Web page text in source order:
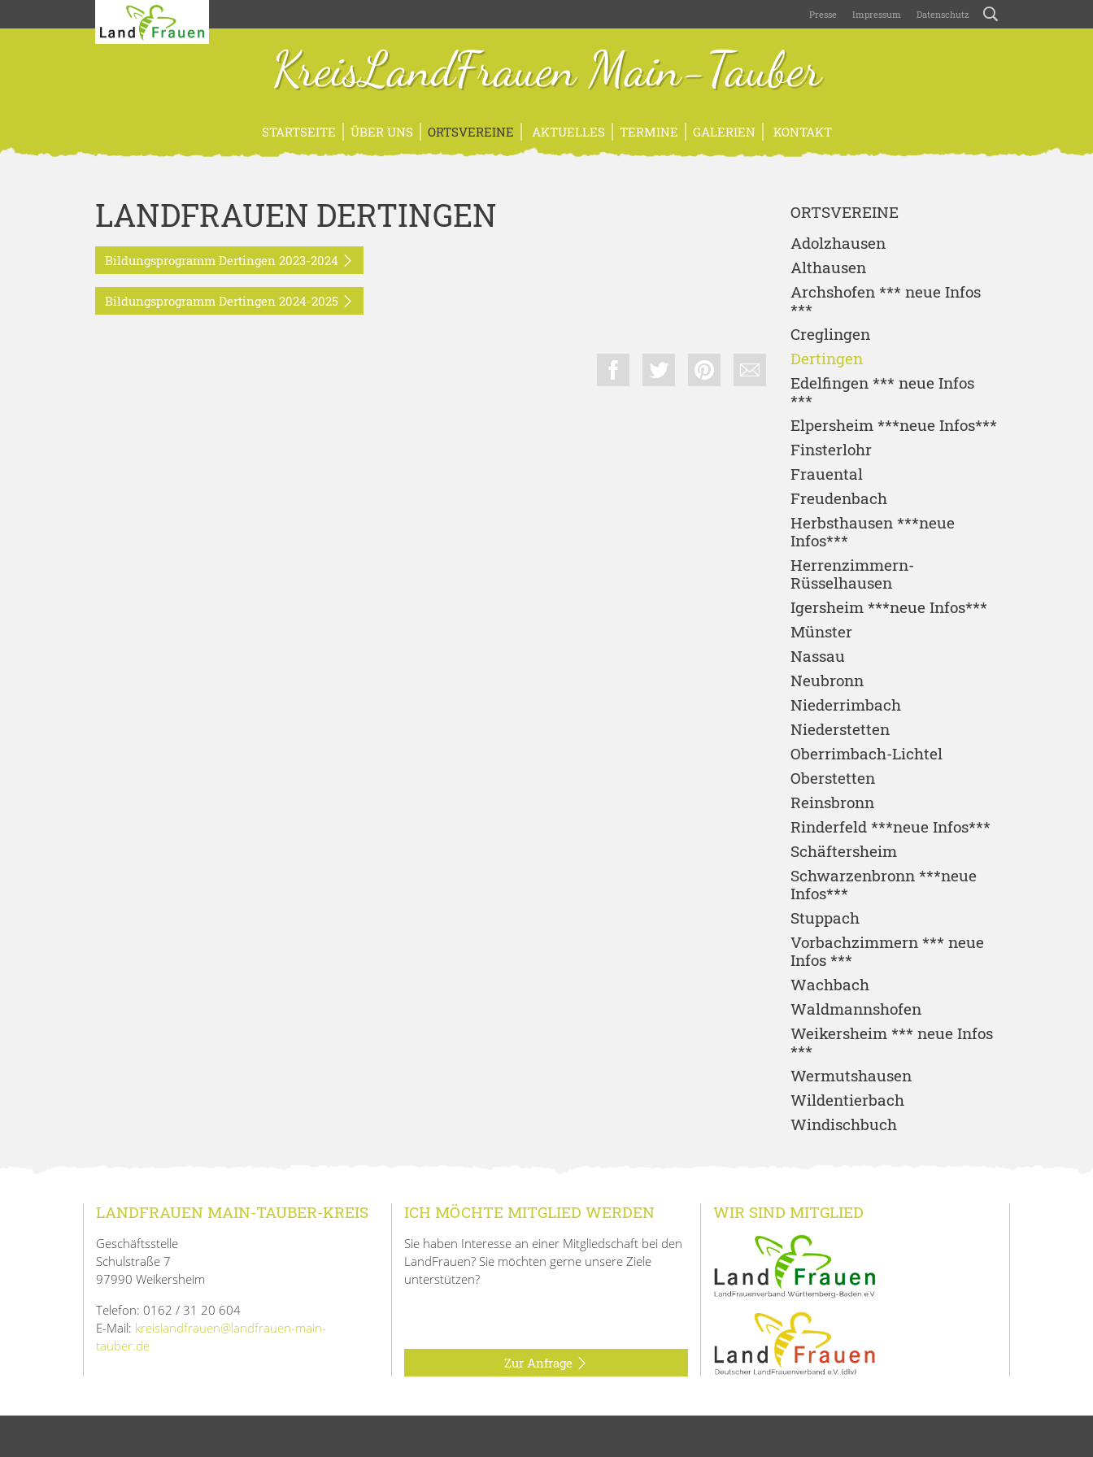
Presse Impressum Datenschutz
KreisLandFrauen Main-Tauber
STARTSEITE ÜBER UNS ORTSVEREINE AKTUELLES TERMINE GALERIEN KONTAKT
LANDFRAUEN DERTINGEN
Bildungsprogramm Dertingen 2023-2024
Bildungsprogramm Dertingen 2024-2025
ORTSVEREINE
Adolzhausen
Althausen
Archshofen *** neue Infos
***
Creglingen
Dertingen
Edelfingen *** neue Infos
***
Elpersheim ***neue Infos***
Finsterlohr
Frauental
Freudenbach
Herbsthausen ***neue
Infos***
Herrenzimmern-
Rüsselhausen
Igersheim ***neue Infos***
Münster
Nassau
Neubronn
Niederrimbach
Niederstetten
Oberrimbach-Lichtel
Oberstetten
Reinsbronn
Rinderfeld ***neue Infos***
Schäftersheim
Schwarzenbronn ***neue
Infos***
Stuppach
Vorbachzimmern *** neue
Infos ***
Wachbach
Waldmannshofen
Weikersheim *** neue Infos
***
Wermutshausen
Wildentierbach
Windischbuch
LANDFRAUEN MAIN-TAUBER-KREIS
Geschäftsstelle
Schulstraße 7
97990 Weikersheim
Telefon: 0162 / 31 20 604
E-Mail: kreislandfrauen@landfrauen-main-
tauber.de
ICH MÖCHTE MITGLIED WERDEN
Sie haben Interesse an einer Mitgliedschaft bei den
LandFrauen? Sie möchten gerne unsere Ziele
unterstützen?
Zur Anfrage
WIR SIND MITGLIED